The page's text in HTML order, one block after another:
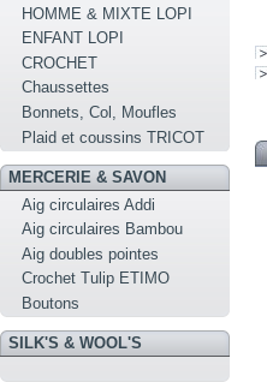
HOMME & MIXTE LOPI
ENFANT LOPI
CROCHET
Chaussettes
Bonnets, Col, Moufles
Plaid et coussins TRICOT
MERCERIE & SAVON
Aig circulaires Addi
Aig circulaires Bambou
Aig doubles pointes
Crochet Tulip ETIMO
Boutons
SILK'S & WOOL'S